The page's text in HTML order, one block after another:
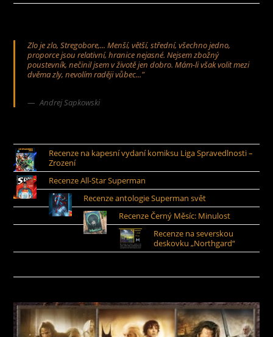
Zlo je zlo, Stregobore,... Menší, větší, střední, všechno jedno,
proporce jsou relativní, hranice nejasné. Nejsem zbožný
poustevník, nečinil jsem v životě jen dobro. Mám-li však volit mezi
dvěma zly, nevolím raději vůbec..."
Andrej Sapkowski
Recenze na kapesní vydaní komiksu Liga Spravedlnosti –
Zrození
Recenze All-Star Superman
Recenze antologie Superman svět
Recenze Černý Měsíc: Minulost
Recenze na severskou
deskovku „Northgard“